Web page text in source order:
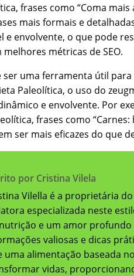
frases como “Coma
mais formais e
e envolvente, o que pode
métricas de SEO.
ser uma ferramenta útil
Paleolítica, o uso do
e envolvente. Por
frases como
ser mais eficazes do que
por Cristina Vilela
Vilella é a proprietária
especializada neste
e um amor
valiosas e dicas
uma alimentação baseada
vidas,